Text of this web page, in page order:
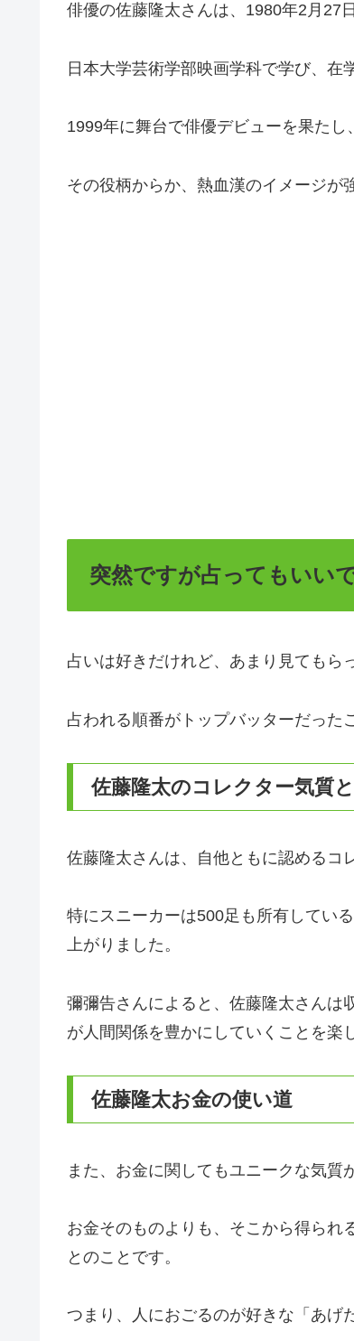
俳優の佐藤隆太さんは、1980年2月27
日本大学芸術学部映画学科で学び、在
1999年に舞台で俳優デビューを果たし
その役柄からか、熱血漢のイメージが
突然ですが占ってもいい
占いは好きだけれど、あまり見てもら
占われる順番がトップバッターだった
佐藤隆太のコレクター気質
佐藤隆太さんは、自他ともに認めるコ
特にスニーカーは500足も所有してい
上がりました。
彌彌告さんによると、佐藤隆太さんは
が人間関係を豊かにしていくことを楽
佐藤隆太お金の使い道
また、お金に関してもユニークな気質
お金そのものよりも、そこから得られ
とのことです。
つまり、人におごるのが好きな「あげ